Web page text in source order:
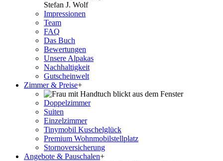
Stefan J. Wolf
Impressionen
Team
FAQ
Das Buch
Bewertungen
Unsere Alpakas
Nachhaltigkeit
Gutscheinwelt
Zimmer & Preise+
Doppelzimmer
Suiten
Einzelzimmer
Tinymobil Kuschelglück
Premium Wohnmobilstellplatz
Stornoversicherung
Angebote & Pauschalen+